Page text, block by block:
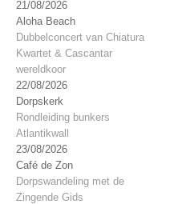
21/08/2026
Aloha Beach
Dubbelconcert van Chiatura
Kwartet & Cascantar
wereldkoor
22/08/2026
Dorpskerk
Rondleiding bunkers
Atlantikwall
23/08/2026
Café de Zon
Dorpswandeling met de
Zingende Gids